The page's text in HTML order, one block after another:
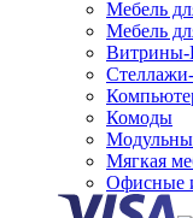
Мебель
Мебель
Комоды
Мягкая
Офисные